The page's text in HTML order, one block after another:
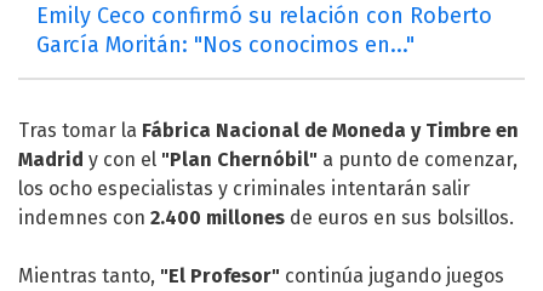
Emily Ceco confirmó su relación con Roberto
García Moritán: "Nos conocimos en..."
Tras tomar la Fábrica Nacional de Moneda y Timbre en
Madrid y con el "Plan Chernóbil" a punto de comenzar,
los ocho especialistas y criminales intentarán salir
indemnes con 2.400 millones de euros en sus bolsillos.
Mientras tanto, "El Profesor" continúa jugando juegos